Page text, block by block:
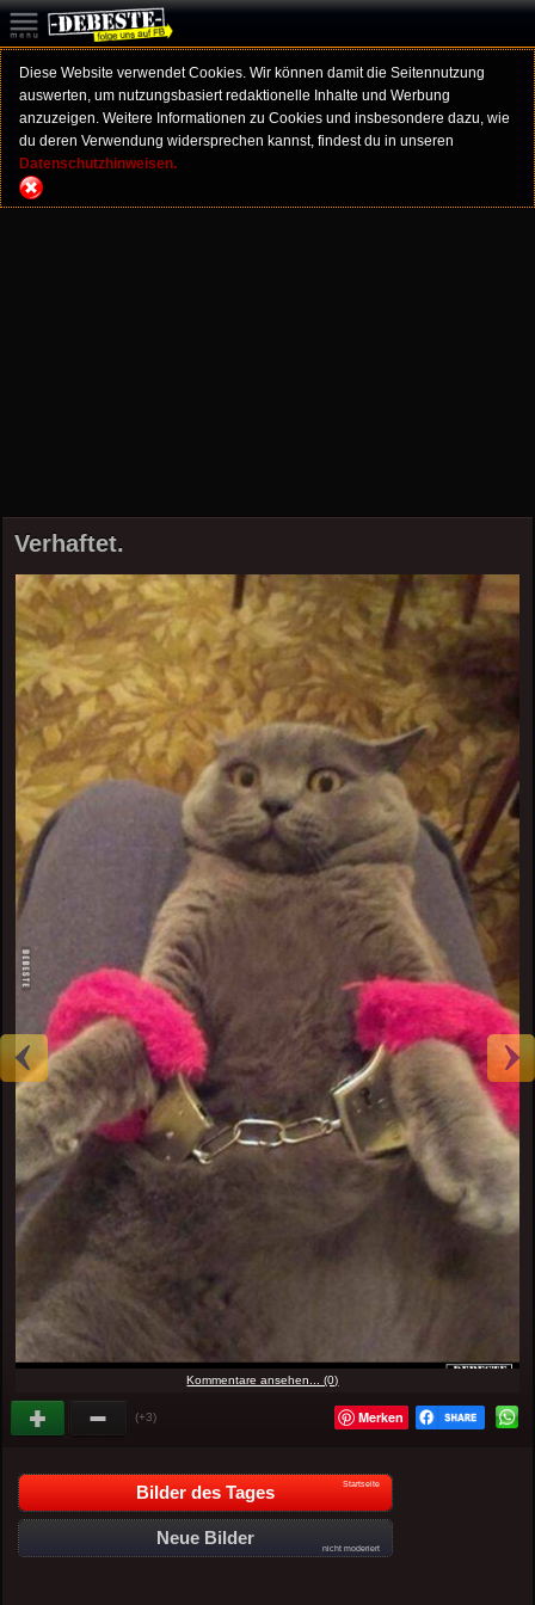
Diese Website verwendet Cookies. Wir können damit die Seitennutzung
auswerten, um nutzungsbasiert redaktionelle Inhalte und Werbung
anzuzeigen. Weitere Informationen zu Cookies und insbesondere dazu, wie
du deren Verwendung widersprechen kannst, findest du in unseren
Datenschutzhinweisen.
Verhaftet.
Kommentare ansehen... (0)
(+3) Merken
Bilder des Tages Startseite
Neue Bilder
nicht moderiert